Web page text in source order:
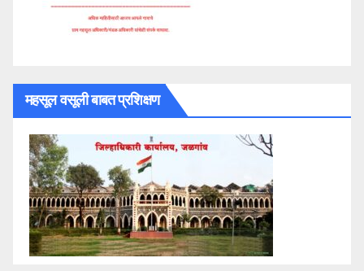
महसूल वसूली बाबत प्रशिक्षण